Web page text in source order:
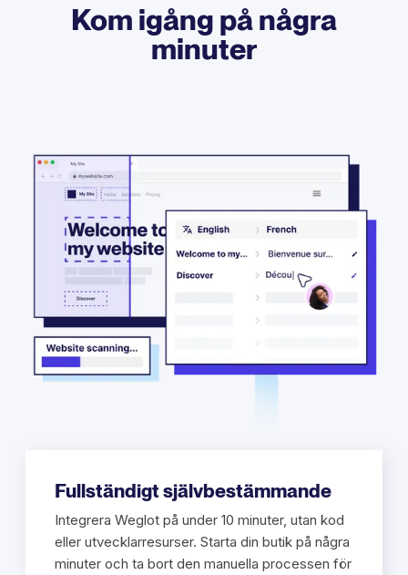
Kom igång på några
minuter
Fullständigt självbestämmande
Integrera Weglot på under 10 minuter, utan kod
eller utvecklarresurser. Starta din butik på några
minuter och ta bort den manuella processen för